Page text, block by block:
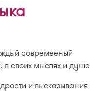
совремееный
в своих мыслях и душе
и высказывания